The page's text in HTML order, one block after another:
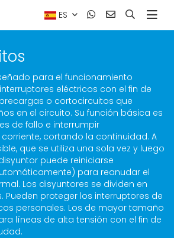
ES
para el funcionamiento
eléctricos con el fin de
o cortocircuitos que
en el circuito. Su función básica es
de fallo e interrumpir
cortando la continuidad. A
que se utiliza una sola vez y luego
puede reiniciarse
para reanudar el
Los disyuntores se dividen en
Pueden proteger los interruptores de
personales. Los de mayor tamaño
líneas de alta tensión con el fin de